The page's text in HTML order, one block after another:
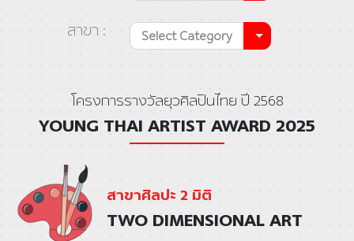
สาขา : Select Category
โครงการรางวัลยุวศิลปินไทย ปี 2568
YOUNG THAI ARTIST AWARD 2025
สาขาศิลปะ 2 มิติ
TWO DIMENSIONAL ART